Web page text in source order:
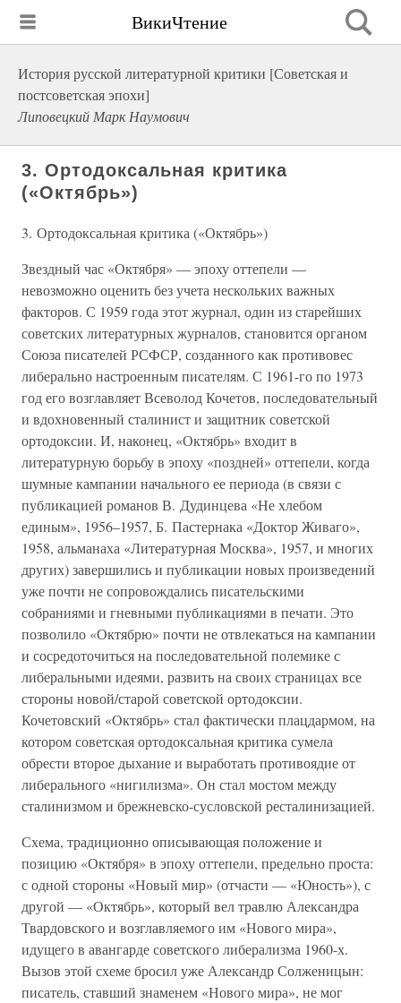
ВикиЧтение
История русской литературной критики [Советская и
постсоветская эпохи]
Липовецкий Марк Наумович
3. Ортодоксальная критика
(«Октябрь»)
3. Ортодоксальная критика («Октябрь»)
Звездный час «Октября» — эпоху оттепели —
невозможно оценить без учета нескольких важных
факторов. С 1959 года этот журнал, один из старейших
советских литературных журналов, становится органом
Союза писателей РСФСР, созданного как противовес
либерально настроенным писателям. С 1961-го по 1973
год его возглавляет Всеволод Кочетов, последовательный
и вдохновенный сталинист и защитник советской
ортодоксии. И, наконец, «Октябрь» входит в
литературную борьбу в эпоху «поздней» оттепели, когда
шумные кампании начального ее периода (в связи с
публикацией романов В. Дудинцева «Не хлебом
единым», 1956–1957, Б. Пастернака «Доктор Живаго»,
1958, альманаха «Литературная Москва», 1957, и многих
других) завершились и публикации новых произведений
уже почти не сопровождались писательскими
собраниями и гневными публикациями в печати. Это
позволило «Октябрю» почти не отвлекаться на кампании
и сосредоточиться на последовательной полемике с
либеральными идеями, развить на своих страницах все
стороны новой/старой советской ортодоксии.
Кочетовский «Октябрь» стал фактически плацдармом, на
котором советская ортодоксальная критика сумела
обрести второе дыхание и выработать противоядие от
либерального «нигилизма». Он стал мостом между
сталинизмом и брежневско-сусловской ресталинизацией.
Схема, традиционно описывающая положение и
позицию «Октября» в эпоху оттепели, предельно проста:
с одной стороны «Новый мир» (отчасти — «Юность»), с
другой — «Октябрь», который вел травлю Александра
Твардовского и возглавляемого им «Нового мира»,
идущего в авангарде советского либерализма 1960-х.
Вызов этой схеме бросил уже Александр Солженицын:
писатель, ставший знаменем «Нового мира», не мог